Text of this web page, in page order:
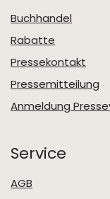
Buchhandel
Rabatte
Pressekontakt
Pressemitteilung
Anmeldung
Service
AGB